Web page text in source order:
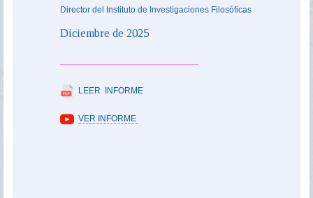
Director del Instituto de Investigaciones Filosóficas
Diciembre de 2025
LEER INFORME
VER INFORME